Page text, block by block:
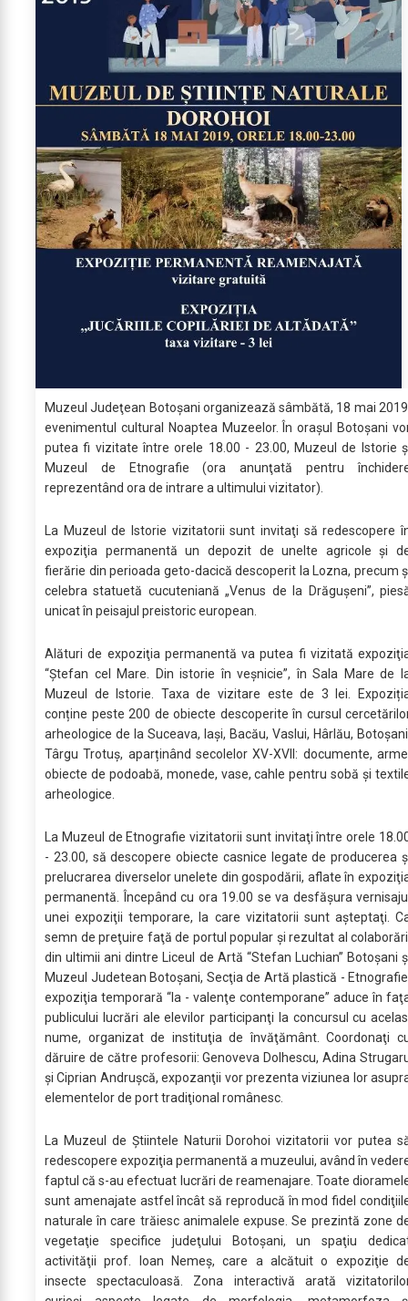
Muzeul Judeţean Botoşani organizează sâmbătă, 18 mai
evenimentul cultural Noaptea Muzeelor. În oraşul Botoşani
putea fi vizitate între orele 18.00 - 23.00, Muzeul de Istorie
Muzeul de Etnografie (ora anunţată pentru
reprezentând ora de intrare a ultimului vizitator).
La Muzeul de Istorie vizitatorii sunt invitaţi să redescopere
expoziţia permanentă un depozit de unelte agricole şi
fierărie din perioada geto-dacică descoperit la Lozna, precum
celebra statuetă cucuteniană „Venus de la Drăguşeni”,
unicat în peisajul preistoric european.
Alături de expoziţia permanentă va putea fi vizitată
“Ştefan cel Mare. Din istorie în veşnicie”, în Sala Mare de
Muzeul de Istorie. Taxa de vizitare este de 3 lei.
conține peste 200 de obiecte descoperite în cursul
arheologice de la Suceava, Iași, Bacău, Vaslui, Hârlău,
Târgu Trotuș, aparținând secolelor XV-XVII: documente,
obiecte de podoabă, monede, vase, cahle pentru sobă și
arheologice.
La Muzeul de Etnografie vizitatorii sunt invitaţi între orele
- 23.00, să descopere obiecte casnice legate de producerea
prelucrarea diverselor unelete din gospodării, aflate în
permanentă. Începând cu ora 19.00 se va desfăşura
unei expoziţii temporare, la care vizitatorii sunt aşteptaţi.
semn de preţuire faţă de portul popular şi rezultat al
din ultimii ani dintre Liceul de Artă “Stefan Luchian” Botoşani
Muzeul Judetean Botoşani, Secţia de Artă plastică -
expoziţia temporară “Ia - valenţe contemporane” aduce în
publicului lucrări ale elevilor participanţi la concursul cu
nume, organizat de instituţia de învăţământ. Coordonaţi
dăruire de către profesorii: Genoveva Dolhescu, Adina
și Ciprian Andrușcă, expozanţii vor prezenta viziunea lor
elementelor de port tradiţional românesc.
La Muzeul de Ştiintele Naturii Dorohoi vizitatorii vor putea
redescopere expoziţia permanentă a muzeului, având în
faptul că s-au efectuat lucrări de reamenajare. Toate
sunt amenajate astfel încât să reproducă în mod fidel
naturale în care trăiesc animalele expuse. Se prezintă zone
vegetaţie specifice judeţului Botoşani, un spaţiu
activităţii prof. Ioan Nemeş, care a alcătuit o expoziţie
insecte spectaculoasă. Zona interactivă arată